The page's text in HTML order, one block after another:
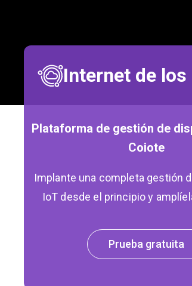
Internet de
Plataforma de gestión de
Coiote
Implante una completa gestión
IoT desde el principio y
Prueba gratuita